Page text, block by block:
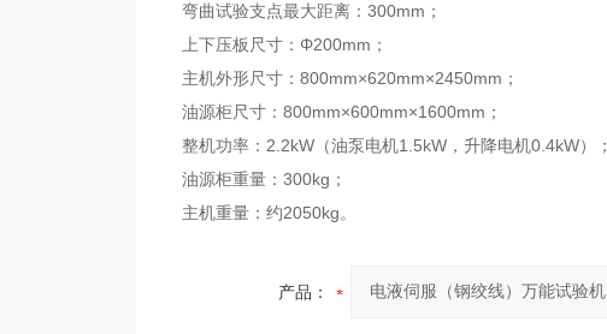
弯曲试验支点最大距离：300mm；
上下压板尺寸：Φ200mm；
主机外形尺寸：800mm×620mm×2450mm；
油源柜尺寸：800mm×600mm×1600mm；
整机功率：2.2kW（油泵电机1.5kW，升降电机0.4kW）；
油源柜重量：300kg；
主机重量：约2050kg。
产品：